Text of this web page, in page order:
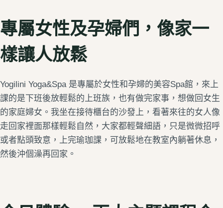
專屬女性及孕婦們，像家一
樣讓人放鬆
Yogilini Yoga&Spa 是專屬於女性和孕婦的美容Spa館，來上
課的是下班後放輕鬆的上班族，也有做完家事，想做回女生
的家庭婦女。我坐在接待櫃台的沙發上，看著來往的女人像
走回家裡面那樣輕鬆自然，大家都輕聲細語，只是微微招呼
或者點頭致意， 上完瑜珈課，可放鬆地在教室內躺著休息，
然後沖個澡再回家。